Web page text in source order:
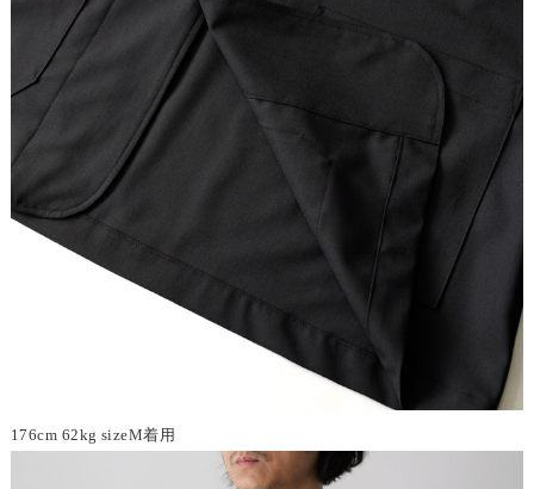
176cm 62kg sizeM着用